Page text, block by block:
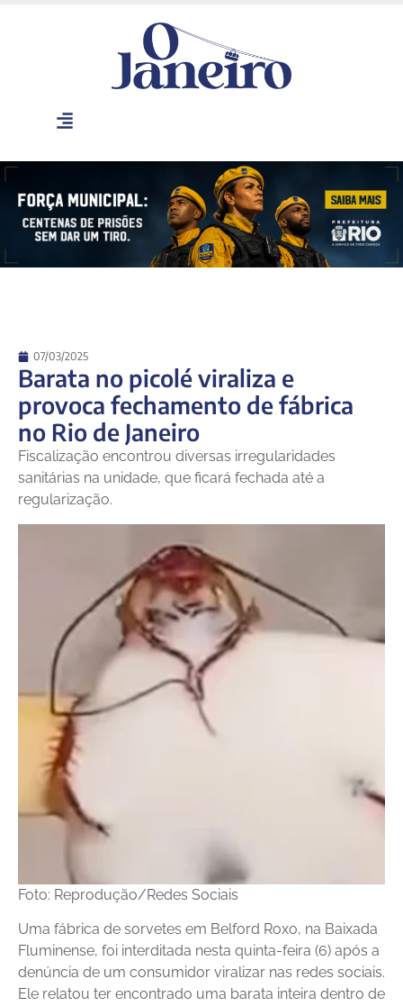
07/03/2025
Barata no picolé viraliza e
provoca fechamento de fábrica
no Rio de Janeiro
Fiscalização encontrou diversas irregularidades
sanitárias na unidade, que ficará fechada até a
regularização.
Foto: Reprodução/Redes Sociais
Uma fábrica de sorvetes em Belford Roxo, na Baixada
Fluminense, foi interditada nesta quinta-feira (6) após a
denúncia de um consumidor viralizar nas redes sociais.
Ele relatou ter encontrado uma barata inteira dentro de